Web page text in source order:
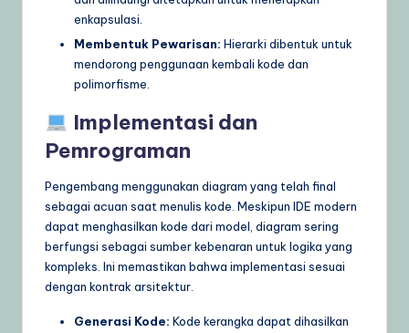
enkapsulasi.
Membentuk Pewarisan: Hierarki dibentuk untuk
mendorong penggunaan kembali kode dan
polimorfisme.
Implementasi dan
Pemrograman
Pengembang menggunakan diagram yang telah final
sebagai acuan saat menulis kode. Meskipun IDE modern
dapat menghasilkan kode dari model, diagram sering
berfungsi sebagai sumber kebenaran untuk logika yang
kompleks. Ini memastikan bahwa implementasi sesuai
dengan kontrak arsitektur.
Generasi Kode: Kode kerangka dapat dihasilkan